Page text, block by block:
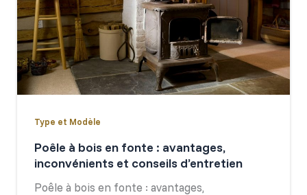
Type et Modèle
Poêle à bois en fonte : avantages,
inconvénients et conseils d’entretien
Poêle à bois en fonte : avantages,